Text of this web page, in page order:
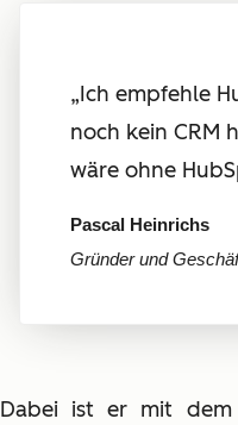
„Ich empfehle
noch kein CRM
wäre ohne
Pascal Heinrichs
Gründer und
Dabei ist er mit dem